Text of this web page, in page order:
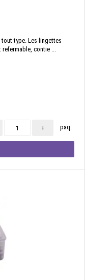
type. Les lingettes
contie ...
+ paq.